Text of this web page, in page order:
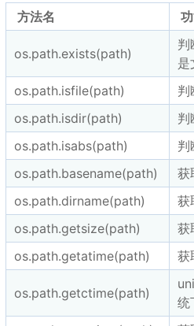
方法名
os.path.exists(path)
判
是
os.path.isfile(path)
判
os.path.isdir(path)
判
os.path.isabs(path)
判
os.path.basename(path)
获
os.path.dirname(path)
获
os.path.getsize(path)
获
os.path.getatime(path)
获
os.path.getctime(path)
统